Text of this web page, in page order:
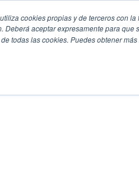
cookies propias y de terceros con
Deberá aceptar expresamente para
todas las cookies. Puedes obtener